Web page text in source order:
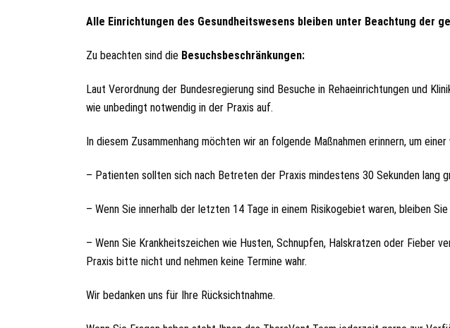
Alle Einrichtungen des Gesundheitswesens bleiben unter Beachtung
Zu beachten sind die Besuchsbeschränkungen:
Laut Verordnung der Bundesregierung sind Besuche in Rehaeinrichtungen und
wie unbedingt notwendig in der Praxis auf.
In diesem Zusammenhang möchten wir an folgende Maßnahmen erinnern, um
– Patienten sollten sich nach Betreten der Praxis mindestens 30 Sekunden lang
– Wenn Sie innerhalb der letzten 14 Tage in einem Risikogebiet waren, bleiben
– Wenn Sie Krankheitszeichen wie Husten, Schnupfen, Halskratzen oder Fieber
Praxis bitte nicht und nehmen keine Termine wahr.
Wir bedanken uns für Ihre Rücksichtnahme.